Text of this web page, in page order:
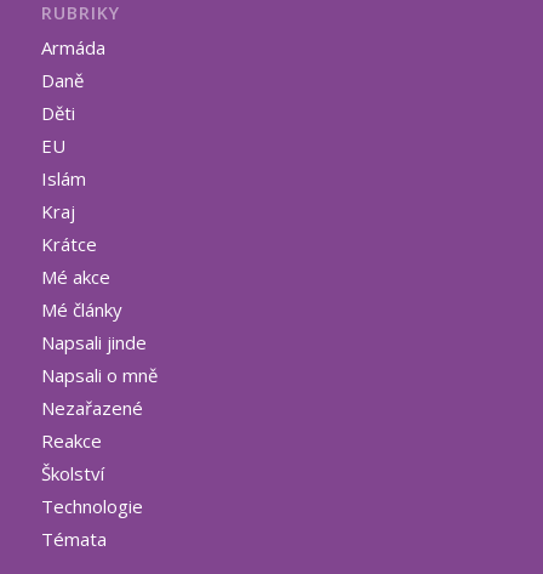
RUBRIKY
Armáda
Daně
Děti
EU
Islám
Kraj
Krátce
Mé akce
Mé články
Napsali jinde
Napsali o mně
Nezařazené
Reakce
Školství
Technologie
Témata